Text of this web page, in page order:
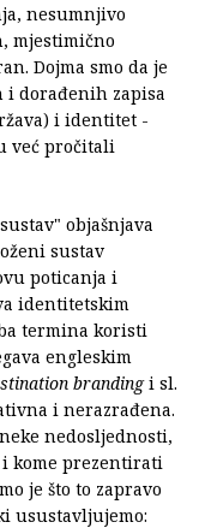
nesumnjivo
mjestimično
Dojma smo da je
i dorađenih zapisa
i identitet -
već pročitali
objašnjava
sustav
poticanja i
identitetskim
termina koristi
engleskim
brandingi sl.
i nerazrađena.
nedosljednosti,
i kome prezentirati
je što to zapravo
usustavljujemo: